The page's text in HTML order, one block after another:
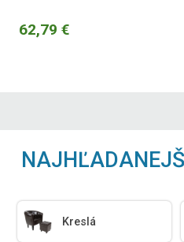
62,79 €
Kreslá